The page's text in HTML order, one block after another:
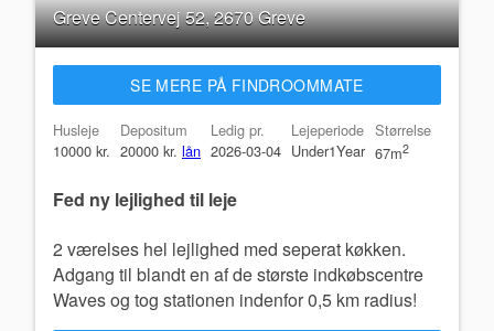
Greve Centervej 52, 2670 Greve
SE MERE PÅ FINDROOMMATE
Husleje
10000 kr.
Depositum
20000 kr. lån
Ledig pr.
2026-03-04
Lejeperiode
Under1Year
Størrelse
67m2
Fed ny lejlighed til leje
2 værelses hel lejlighed med seperat køkken.
Adgang til blandt en af de største indkøbscentre
Waves og tog stationen indenfor 0,5 km radius!